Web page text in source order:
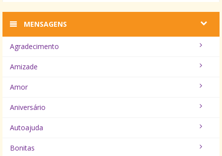
MENSAGENS
Agradecimento
Amizade
Amor
Aniversário
Autoajuda
Bonitas